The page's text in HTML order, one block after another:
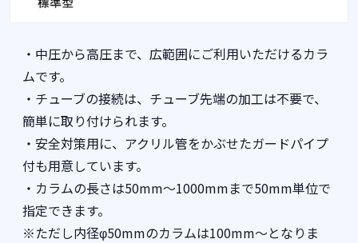
・中圧から高圧まで、広範囲にご利用いただけるカラ
ムです。
・チューブの接続は、チューブ先端の加工は不要で、
簡単に取り付けられます。
・安全対策用に、アクリル管をかぶせたガードパイプ
付も用意しています。
・カラムの長さは50mm～1000mmまで50mm単位で
指定できます。
※ただし内径φ50mmのカラムは100mm～となりま